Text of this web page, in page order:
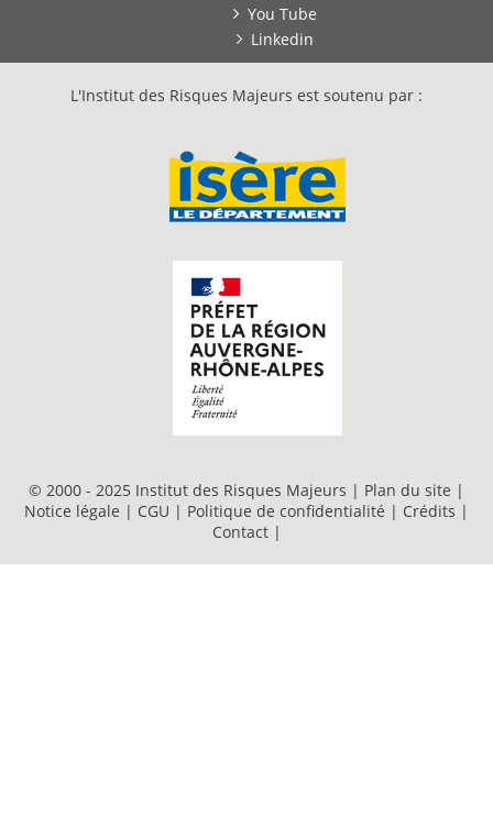
You Tube
Linkedin
L'Institut des Risques Majeurs est soutenu par :
© 2000 - 2025 Institut des Risques Majeurs | Plan du site |
Notice légale | CGU | Politique de confidentialité | Crédits |
Contact |